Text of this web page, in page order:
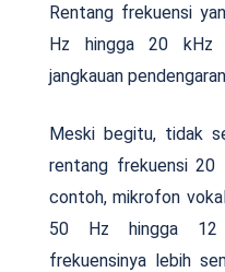
Rentang frekuensi
Hz hingga 20 kHz
jangkauan
Meski begitu, tidak
rentang frekuensi 20
contoh, mikrofon
50 Hz hingga 12
frekuensinya lebih